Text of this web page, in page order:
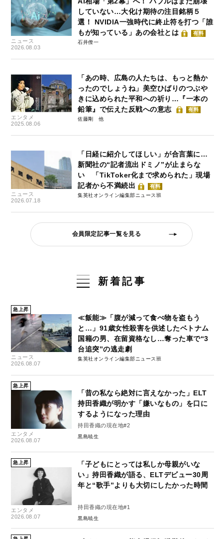
ニュース
2026.08.03
していない…大化け期待の注目銘柄５
選！ NVIDIA一強時代に終止符を打つ「誰
もが知っている」あの会社とは
有料
石井僚一
エンタメ
2025.08.06
「あの時、広島の人たちは、もっと熱か
ったのでしょうね」美空ひばりのつぶや
きに込められた平和への祈り…『一本の
鉛筆』で伝えた反戦への意志
有料
佐藤剛
ニュース
2026.07.18
「日経に紹介してほしい」が合言葉に…
新聞社の“記者流出ドミノ”が止まらな
い 「TikToker化まで求められた」現場
記者から不満続出
有料
集英社オンライン編集部ニュース班
会員限定記事一覧を見る
新着記事
急上昇
ニュース
2026.08.07
≪飯能≫「腹が減って食べ物を盗もう
と…」91歳女性殺害を供述したベトナム
国籍の男、在留資格なし…奪った車で“3
台追突”の逃走劇
集英社オンライン編集部ニュース班
急上昇
エンタメ
2026.08.07
「昔の私なら絶対に言えなかった」ELT
持田香織が明かす「嫌いなもの」を口に
するようになった理由
持田香織の現在地#2
黒島暁生
急上昇
エンタメ
2026.08.07
「子どもにとっては私しか母親がいな
い」持田香織が語る、ELTデビュー30周
年と“歌手”よりも大切にしたかった時間
持田香織の現在地#1
黒島暁生